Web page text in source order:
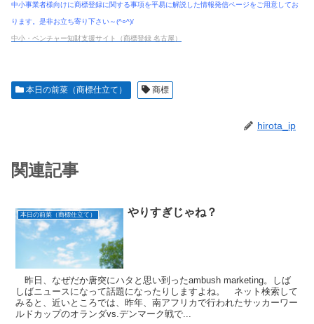
中小事業者様向けに商標登録に関する事項を平易に解説した情報発信ページをご用意してお
ります。是非お立ち寄り下さい～(^○^)/
中小・ベンチャー知財支援サイト（商標登録 名古屋）
本日の前菜（商標仕立て） 商標
hirota_ip
関連記事
本日の前菜（商標仕立て） やりすぎじゃね？
昨日、なぜだか唐突にハタと思い到ったambush marketing。しば
しばニュースになって話題になったりしますよね。 ネット検索して
みると、近いところでは、昨年、南アフリカで行われたサッカーワー
ルドカップのオランダvs.デンマーク戦で...